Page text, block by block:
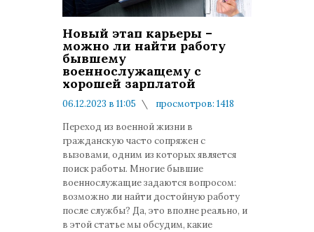
Новый этап карьеры –
можно ли найти работу
бывшему
военнослужащему с
хорошей зарплатой
06.12.2023 в 11:05
просмотров: 1418
Переход из военной жизни в
гражданскую часто сопряжен с
вызовами, одним из которых является
поиск работы. Многие бывшие
военнослужащие задаются вопросом:
возможно ли найти достойную работу
после службы? Да, это вполне реально, и
в этой статье мы обсудим, какие